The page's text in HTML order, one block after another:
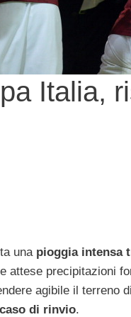
Italia,
una pioggia intensa
attese precipitazioni
agibile il terreno
di rinvio.